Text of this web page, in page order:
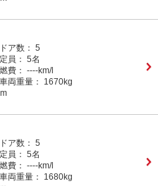
ドア数： 5
定員： 5名
燃費： ----km/l
車両重量：
1670kg
ドア数： 5
定員： 5名
燃費： ----km/l
車両重量：
1680kg